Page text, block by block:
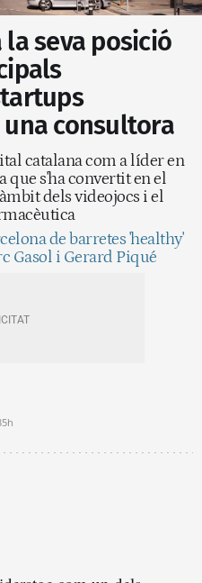
seva posició
una consultora
catalana com a líder en
que s'ha convertit en el
dels videojocs i el
de barretes 'healthy'
Gasol i Gerard Piqué